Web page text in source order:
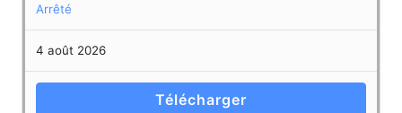
Arrêté
4 août 2026
Télécharger